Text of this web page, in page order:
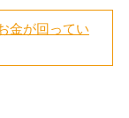
金が回ってい